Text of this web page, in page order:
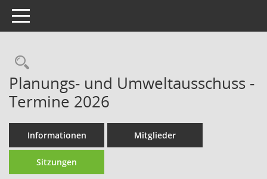
Toggle navigation
Rechercheauswahl
Planungs- und Umweltausschuss -
Termine 2026
Informationen Mitglieder
Sitzungen